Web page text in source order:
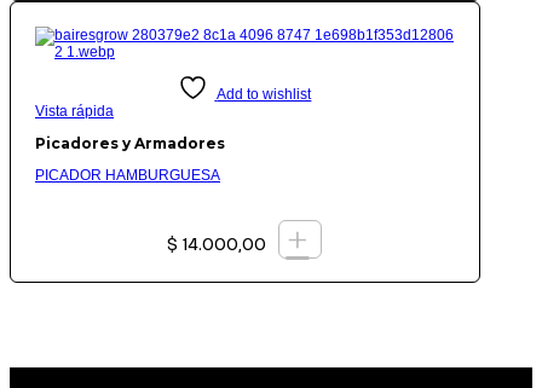
hasta
$ 128.000,00
Add to wishlist
Vista rápida
Picadores y Armadores
PICADOR HAMBURGUESA
$ 14.000,00 +